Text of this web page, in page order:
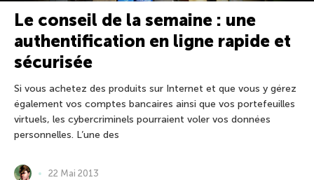
Le conseil de la semaine : une
authentification en ligne rapide et
sécurisée
Si vous achetez des produits sur Internet et que vous y gérez
également vos comptes bancaires ainsi que vos portefeuilles
virtuels, les cybercriminels pourraient voler vos données
personnelles. L’une des
22 Mai 2013